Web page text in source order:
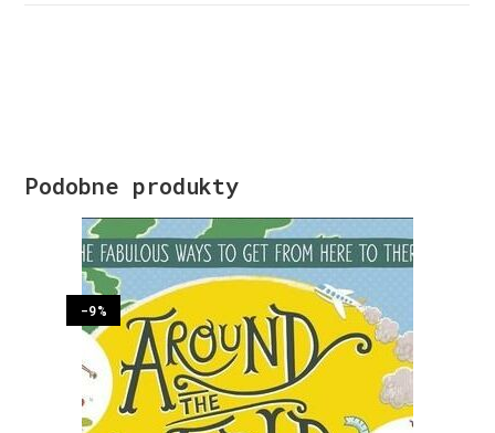
Podobne produkty
-9%